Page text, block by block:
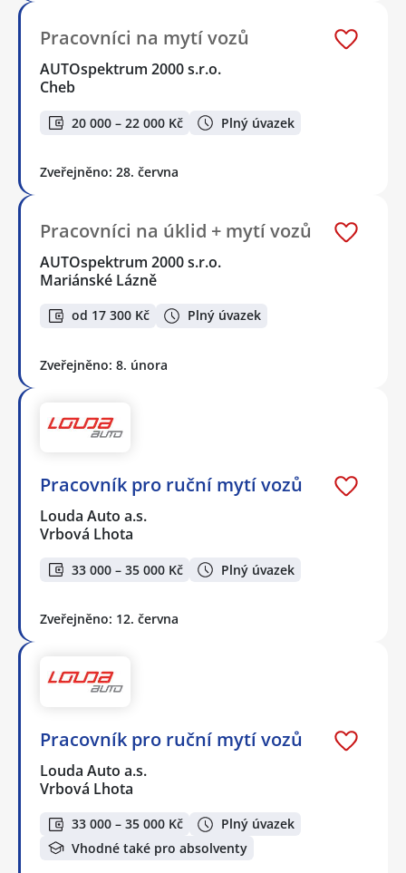
Pracovníci na mytí vozů
AUTOspektrum 2000 s.r.o.
Cheb
20 000 – 22 000 Kč Plný úvazek
Zveřejněno: 28. června
Pracovníci na úklid + mytí vozů
AUTOspektrum 2000 s.r.o.
Mariánské Lázně
od 17 300 Kč Plný úvazek
Zveřejněno: 8. února
Pracovník pro ruční mytí vozů
Louda Auto a.s.
Vrbová Lhota
33 000 – 35 000 Kč Plný úvazek
Zveřejněno: 12. června
Pracovník pro ruční mytí vozů
Louda Auto a.s.
Vrbová Lhota
33 000 – 35 000 Kč
Plný úvazek
Vhodné také pro absolventy